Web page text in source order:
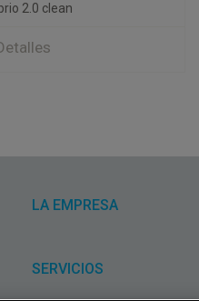
2.0 clean
LA EMPRESA
SERVICIOS